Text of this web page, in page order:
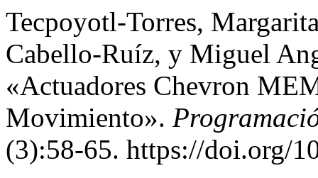
Tecpoyotl-Torres,
Cabello-Ruíz, y Miguel
«Actuadores Chevron
Movimiento».
(3):58-65. https://doi.org/